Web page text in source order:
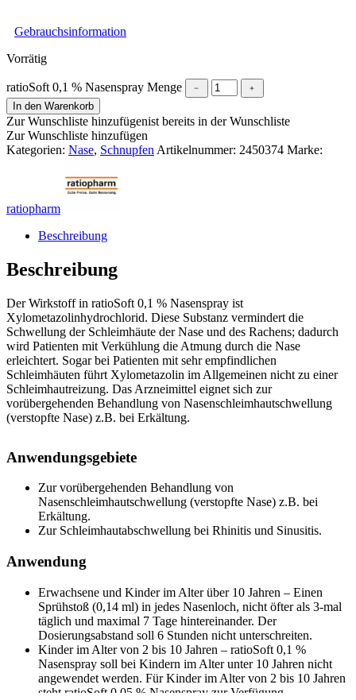
Gebrauchsinformation
Vorrätig
ratioSoft 0,1 % Nasenspray Menge ﹣
﹢
In den Warenkorb
Zur Wunschliste hinzufügenist bereits in der Wunschliste
Zur Wunschliste hinzufügen
Kategorien: Nase, Schnupfen Artikelnummer: 2450374 Marke:
ratiopharm
Beschreibung
Beschreibung
Der Wirkstoff in ratioSoft 0,1 % Nasenspray ist
Xylometazolinhydrochlorid. Diese Substanz vermindert die
Schwellung der Schleimhäute der Nase und des Rachens; dadurch
wird Patienten mit Verkühlung die Atmung durch die Nase
erleichtert. Sogar bei Patienten mit sehr empfindlichen
Schleimhäuten führt Xylometazolin im Allgemeinen nicht zu einer
Schleimhautreizung. Das Arzneimittel eignet sich zur
vorübergehenden Behandlung von Nasenschleimhautschwellung
(verstopfte Nase) z.B. bei Erkältung.
Anwendungsgebiete
Zur vorübergehenden Behandlung von
Nasenschleimhautschwellung (verstopfte Nase) z.B. bei
Erkältung.
Zur Schleimhautabschwellung bei Rhinitis und Sinusitis.
Anwendung
Erwachsene und Kinder im Alter über 10 Jahren – Einen
Sprühstoß (0,14 ml) in jedes Nasenloch, nicht öfter als 3-mal
täglich und maximal 7 Tage hintereinander. Der
Dosierungsabstand soll 6 Stunden nicht unterschreiten.
Kinder im Alter von 2 bis 10 Jahren – ratioSoft 0,1 %
Nasenspray soll bei Kindern im Alter unter 10 Jahren nicht
angewendet werden. Für Kinder im Alter von 2 bis 10 Jahren
steht ratioSoft 0,05 % Nasenspray zur Verfügung.